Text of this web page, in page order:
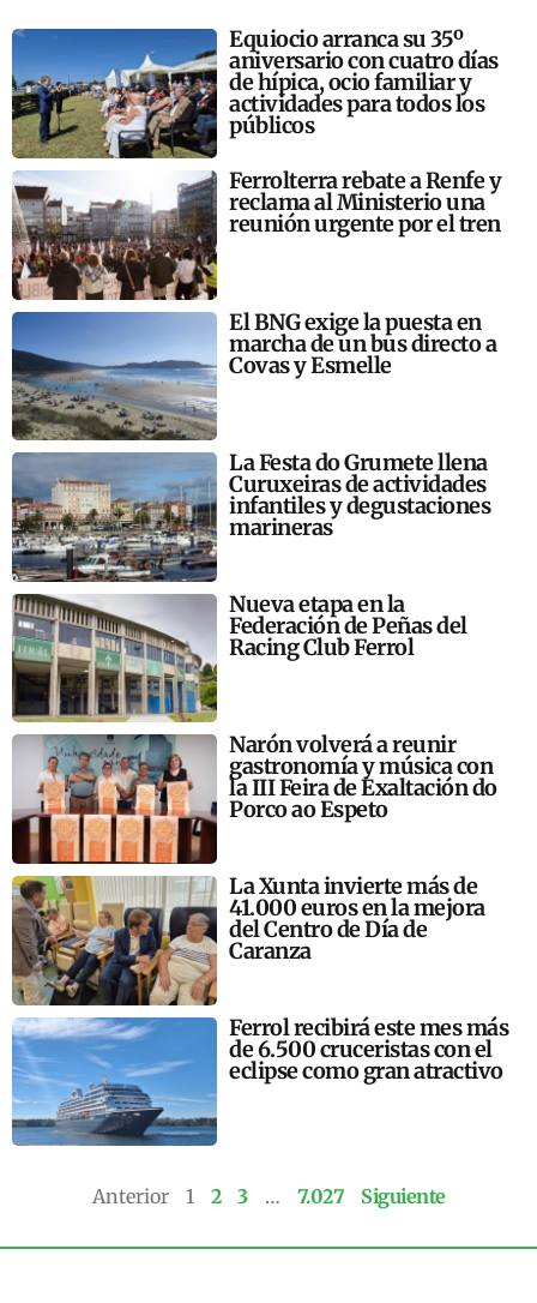
Equiocio arranca su 35º
aniversario con cuatro días
de hípica, ocio familiar y
actividades para todos los
públicos
Ferrolterra rebate a Renfe y
reclama al Ministerio una
reunión urgente por el tren
El BNG exige la puesta en
marcha de un bus directo a
Covas y Esmelle
La Festa do Grumete llena
Curuxeiras de actividades
infantiles y degustaciones
marineras
Nueva etapa en la
Federación de Peñas del
Racing Club Ferrol
Narón volverá a reunir
gastronomía y música con
la III Feira de Exaltación do
Porco ao Espeto
La Xunta invierte más de
41.000 euros en la mejora
del Centro de Día de
Caranza
Ferrol recibirá este mes más
de 6.500 cruceristas con el
eclipse como gran atractivo
Anterior 1 2 3 … 7.027 Siguiente